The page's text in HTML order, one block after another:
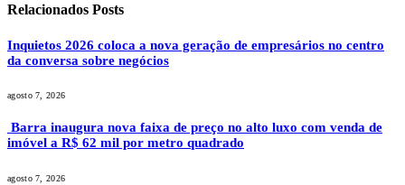
Relacionados Posts
Inquietos 2026 coloca a nova geração de empresários no centro
da conversa sobre negócios
agosto 7, 2026
Barra inaugura nova faixa de preço no alto luxo com venda de
imóvel a R$ 62 mil por metro quadrado
agosto 7, 2026